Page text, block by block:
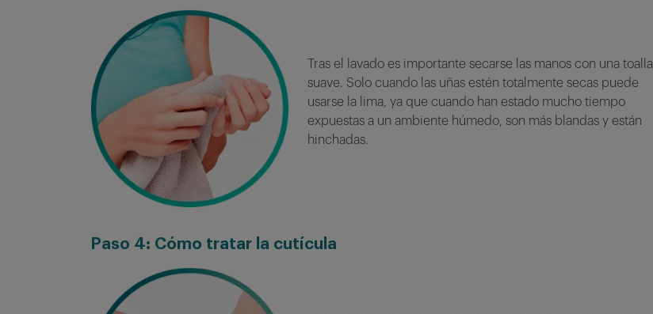
Tras el lavado es importante secarse las manos con una toalla
suave. Solo cuando las uñas estén totalmente secas puede
usarse la lima, ya que cuando han estado mucho tiempo
expuestas a un ambiente húmedo, son más blandas y están
hinchadas.
Paso 4: Cómo tratar la cutícula